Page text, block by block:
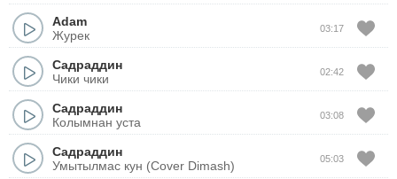
Adam
Журек
03:17
Садраддин
Чики чики
02:42
Садраддин
Колымнан уста
03:08
Садраддин
Умытылмас кун (Cover Dimash)
05:03